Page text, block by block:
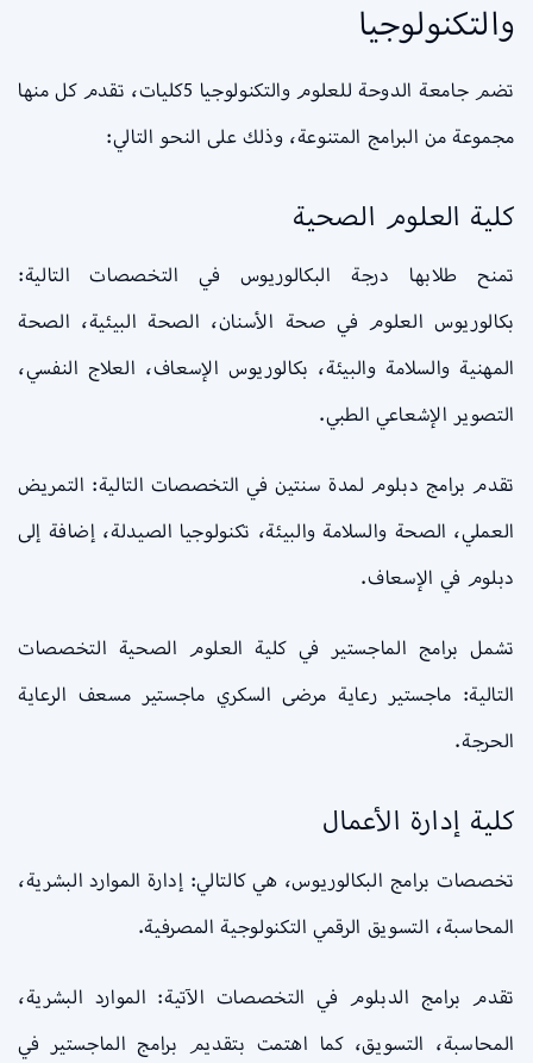
والتكنولوجيا
تضم جامعة الدوحة للعلوم والتكنولوجيا 5كليات، تقدم كل منها
مجموعة من البرامج المتنوعة، وذلك على النحو التالي:
كلية العلوم الصحية
تمنح طلابها درجة البكالوريوس في التخصصات التالية:
بكالوريوس العلوم في صحة الأسنان، الصحة البيئية، الصحة
المهنية والسلامة والبيئة، بكالوريوس الإسعاف، العلاج النفسي،
التصوير الإشعاعي الطبي.
تقدم برامج دبلوم لمدة سنتين في التخصصات التالية: التمريض
العملي، الصحة والسلامة والبيئة، تكنولوجيا الصيدلة، إضافة إلى
دبلوم في الإسعاف.
تشمل برامج الماجستير في كلية العلوم الصحية التخصصات
التالية: ماجستير رعاية مرضى السكري ماجستير مسعف الرعاية
الحرجة.
كلية إدارة الأعمال
تخصصات برامج البكالوريوس، هي كالتالي: إدارة الموارد البشرية،
المحاسبة، التسويق الرقمي التكنولوجية المصرفية.
تقدم برامج الدبلوم في التخصصات الآتية: الموارد البشرية،
المحاسبة، التسويق، كما اهتمت بتقديم برامج الماجستير في